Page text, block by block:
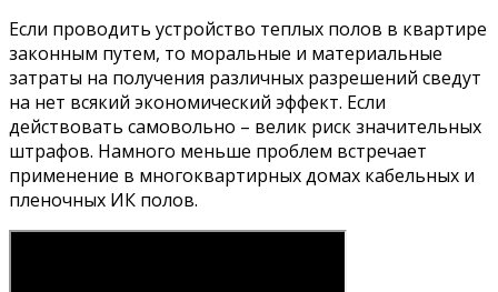
Если проводить устройство теплых полов в квартире
законным путем, то моральные и материальные
затраты на получения различных разрешений сведут
на нет всякий экономический эффект. Если
действовать самовольно – велик риск значительных
штрафов. Намного меньше проблем встречает
применение в многоквартирных домах кабельных и
пленочных ИК полов.